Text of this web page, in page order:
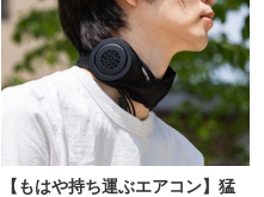
【もはや持ち運ぶエアコン】猛